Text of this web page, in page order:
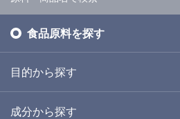
食品原料を探す
目的から探す
成分から探す